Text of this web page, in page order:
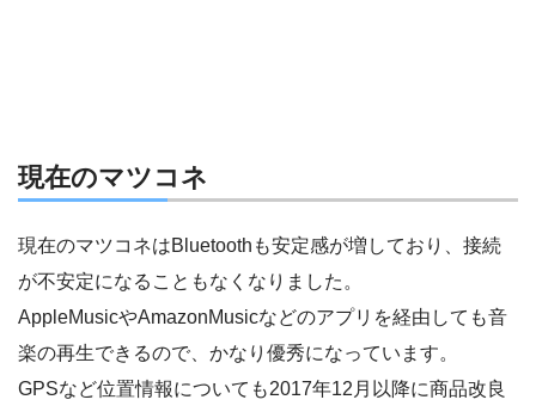
現在のマツコネ
現在のマツコネはBluetoothも安定感が増しており、接続
が不安定になることもなくなりました。
AppleMusicやAmazonMusicなどのアプリを経由しても音
楽の再生できるので、かなり優秀になっています。
GPSなど位置情報についても2017年12月以降に商品改良